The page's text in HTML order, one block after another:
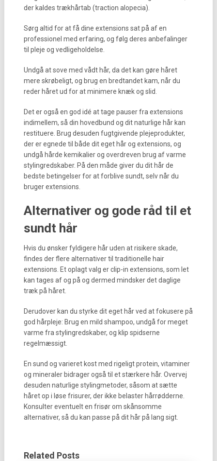
der kaldes trækhårtab (traction alopecia).
Sørg altid for at få dine extensions sat på af en
professionel med erfaring, og følg deres anbefalinger
til pleje og vedligeholdelse.
Undgå at sove med vådt hår, da det kan gøre håret
mere skrøbeligt, og brug en bredtandet kam, når du
reder håret ud for at minimere knæk og slid.
Det er også en god idé at tage pauser fra extensions
indimellem, så din hovedbund og dit naturlige hår kan
restituere. Brug desuden fugtgivende plejeprodukter,
der er egnede til både dit eget hår og extensions, og
undgå hårde kemikalier og overdreven brug af varme
stylingredskaber. På den måde giver du dit hår de
bedste betingelser for at forblive sundt, selv når du
bruger extensions.
Alternativer og gode råd til et
sundt hår
Hvis du ønsker fyldigere hår uden at risikere skade,
findes der flere alternativer til traditionelle hair
extensions. Et oplagt valg er clip-in extensions, som let
kan tages af og på og dermed mindsker det daglige
træk på håret.
Derudover kan du styrke dit eget hår ved at fokusere på
god hårpleje: Brug en mild shampoo, undgå for meget
varme fra stylingredskaber, og klip spidserne
regelmæssigt.
En sund og varieret kost med rigeligt protein, vitaminer
og mineraler bidrager også til et stærkere hår. Overvej
desuden naturlige stylingmetoder, såsom at sætte
håret op i løse frisurer, der ikke belaster hårrødderne.
Konsulter eventuelt en frisør om skånsomme
alternativer, så du kan passe på dit hår på lang sigt.
Related Posts